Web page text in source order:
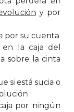
y por
por su cuenta
la caja del
sobre la cinta
si está sucia o
por ningún